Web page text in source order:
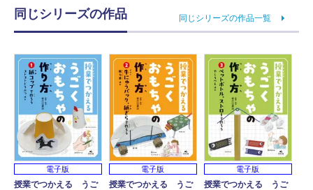
同じシリーズの作品 同じシリーズの作品一覧
電子版
授業でつかえる うご
電子版
授業でつかえる うご
電子版
授業でつかえる うご